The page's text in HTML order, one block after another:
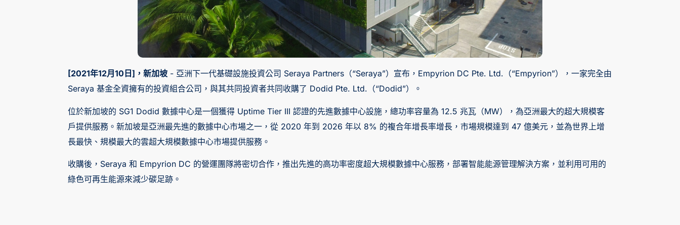
[2021年12月10日]，新加坡 - 亞洲下一代基礎設施投資公司 Seraya Partners（“Seraya”）宣布，Empyrion DC Pte. Ltd.（“Empyrion”），一家完全由
Seraya 基金全資擁有的投資組合公司，與其共同投資者共同收購了 Dodid Pte. Ltd.（“Dodid”）。
位於新加坡的 SG1 Dodid 數據中心是一個獲得 Uptime Tier III 認證的先進數據中心設施，總功率容量為 12.5 兆瓦（MW），為亞洲最大的超大規模客
戶提供服務。新加坡是亞洲最先進的數據中心市場之一，從 2020 年到 2026 年以 8% 的複合年增長率增長，市場規模達到 47 億美元，並為世界上增
長最快、規模最大的雲超大規模數據中心市場提供服務。
收購後，Seraya 和 Empyrion DC 的營運團隊將密切合作，推出先進的高功率密度超大規模數據中心服務，部署智能能源管理解決方案，並利用可用的
綠色可再生能源來減少碳足跡。